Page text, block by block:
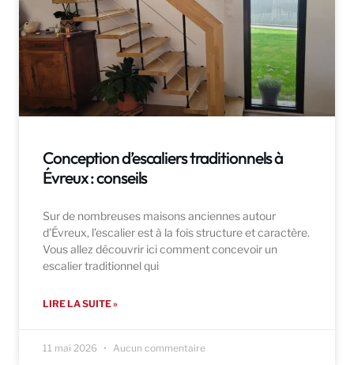
Conception d’escaliers traditionnels à
Évreux : conseils
Sur de nombreuses maisons anciennes autour
d’Évreux, l’escalier est à la fois structure et caractère.
Vous allez découvrir ici comment concevoir un
escalier traditionnel qui
LIRE LA SUITE »
11 mai 2026 Aucun commentaire